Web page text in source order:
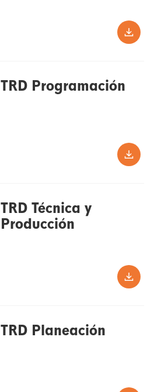
TRD Programación
TRD Técnica y
Producción
TRD Planeación